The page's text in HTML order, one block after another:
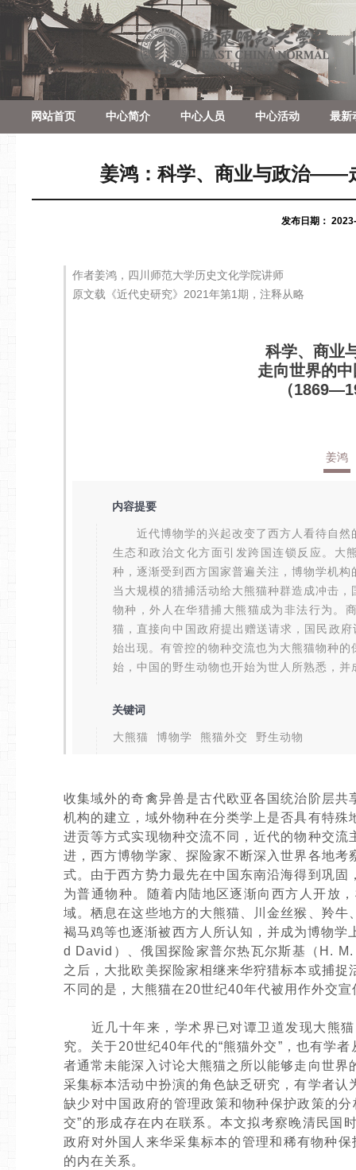
网站首页 中心简介 中心人员 中心活动 最新
姜鸿：科学、商业与政治——
发布日期：
作者姜鸿，四川师范大学历史文化学院讲师
原文载《近代史研究》2021年第1期，注释从略
科学、商业
走向世界的
（
姜鸿
内容提要
近代博物学的兴起改变了西方人看待自然
生态和政治文化方面引发跨国连锁反应。大
种，逐渐受到西方国家普遍关注，博物学机
当大规模的猎捕活动给大熊猫种群造成冲击
物种，外人在华猎捕大熊猫成为非法行为。
猫，直接向中国政府提出赠送请求，国民政
始出现。有管控的物种交流也为大熊猫物种
始，中国的野生动物也开始为世人所熟悉，并
关键词
大熊猫 博物学 熊猫外交 野生动物
收集域外的奇禽异兽是古代欧亚各国统治阶层
机构的建立，域外物种在分类学上是否具有特
进贡等方式实现物种交流不同，近代的物种交
进，西方博物学家、探险家不断深入世界各地
式。由于西方势力最先在中国东南沿海得到巩
为普通物种。随着内陆地区逐渐向西方人开放
域。栖息在这些地方的大熊猫、川金丝猴、羚
褐马鸡等也逐渐被西方人所认知，并成为博物
d David）、俄国探险家普尔热瓦尔斯基（Н.
之后，大批欧美探险家相继来华狩猎标本或捕
不同的是，大熊猫在20世纪40年代被用作外交
近几十年来，学术界已对谭卫道发现大熊猫
究。关于20世纪40年代的“熊猫外交”，也有学
者通常未能深入讨论大熊猫之所以能够走向世
采集标本活动中扮演的角色缺乏研究，有学者
缺少对中国政府的管理政策和物种保护政策的
交”的形成存在内在联系。本文拟考察晚清民国
政府对外国人来华采集标本的管理和稀有物种
的内在关系。